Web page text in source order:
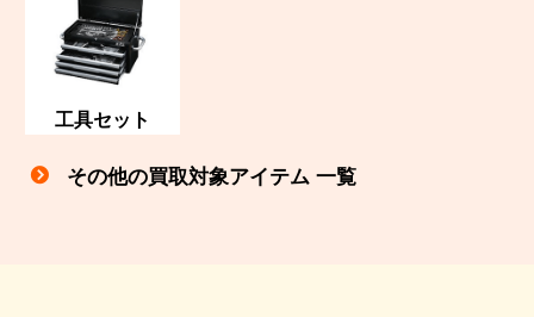
工具セット
その他の買取対象アイテム 一覧